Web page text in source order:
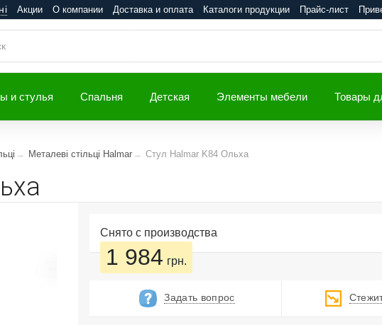
Акции О компании Доставка и оплата Каталоги продукции Прайс-лист
и стулья Спальня Детская Элементы мебели Товары
Металеві стільці Halmar Стул Halmar K84 Ольха
Снято с производства
1 984 грн.
Задать вопрос